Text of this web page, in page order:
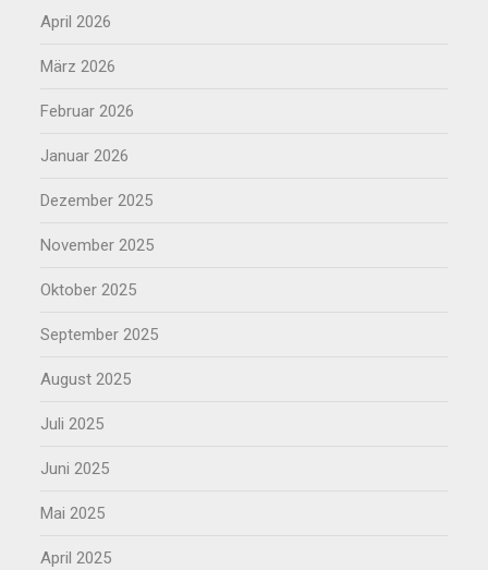
April 2026
März 2026
Februar 2026
Januar 2026
Dezember 2025
November 2025
Oktober 2025
September 2025
August 2025
Juli 2025
Juni 2025
Mai 2025
April 2025